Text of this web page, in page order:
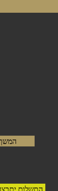
התשלום